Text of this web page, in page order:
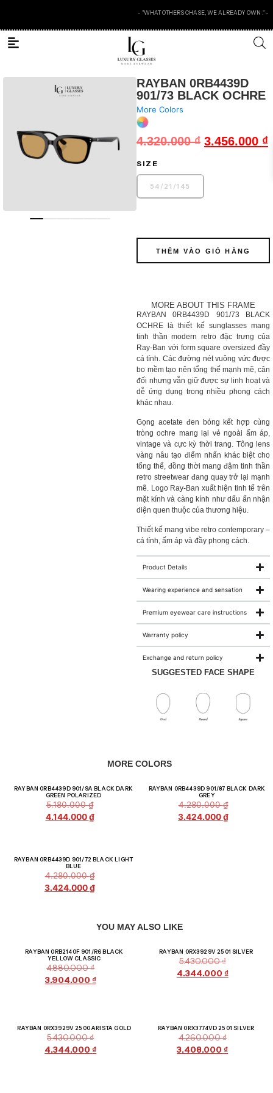
- "WHAT OTHERS CHASE, WE ALREADY OWN ." -
RAYBAN 0RB4439D
901/73 BLACK OCHRE
More Colors
4.320.000₫ 3.456.000 ₫
SIZE
54 / 21 /145
THÊM VÀO GIỎ HÀNG
MORE ABOUT THIS FRAME
RAYBAN 0RB4439D 901/73 BLACK
OCHRE là thiết kế sunglasses mang
tinh thần modern retro đặc trưng của
Ray-Ban với form square oversized đầy
cá tính. Các đường nét vuông vức được
bo mềm tạo nên tổng thể mạnh mẽ, cân
đối nhưng vẫn giữ được sự linh hoạt và
dễ ứng dụng trong nhiều phong cách
khác nhau.
Gọng acetate đen bóng kết hợp cùng
tròng ochre mang lại vẻ ngoài ấm áp,
vintage và cực kỳ thời trang. Tông lens
vàng nâu tạo điểm nhấn khác biệt cho
tổng thể, đồng thời mang đậm tinh thần
retro streetwear đang quay trở lại mạnh
mẽ. Logo Ray-Ban xuất hiện tinh tế trên
mặt kính và càng kính như dấu ấn nhận
diện quen thuộc của thương hiệu.
Thiết kế mang vibe retro contemporary –
cá tính, ấm áp và đầy phong cách.
Product Details
Wearing experience and sensation
Premium eyewear care instructions
Warranty policy
Exchange and return policy
SUGGESTED FACE SHAPE
MORE COLORS
RAYBAN 0RB4439D 901/9A BLACK DARK
GREEN POLARIZED
5.180.000₫
4.144.000₫
RAYBAN 0RB4439D 901/87 BLACK DARK
GREY
4.280.000₫
3.424.000₫
RAYBAN 0RB4439D 901/72 BLACK LIGHT
BLUE
4.280.000₫
3.424.000₫
YOU MAY ALSO LIKE
RAYBAN 0RB2140F 901/R6 BLACK
YELLOW CLASSIC
4.880.000₫
3.904.000 ₫
RAYBAN 0RX3929V 2501 SILVER
5.430.000₫
4.344.000 ₫
RAYBAN 0RX3929V 2500 ARISTA GOLD
5.430.000₫
4.344.000₫
RAYBAN 0RX3774VD 2501 SILVER
4.260.000₫
3.408.000₫